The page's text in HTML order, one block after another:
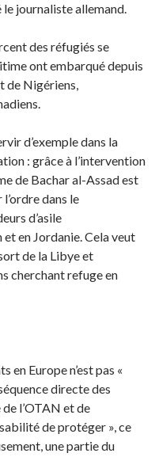
le journaliste allemand.
des réfugiés se
ont embarqué depuis
de Nigériens,
d’exemple dans la
: grâce à l’intervention
de Bachar al-Assad est
dans le
d’asile
en Jordanie. Cela veut
de la Libye et
cherchant refuge en
en Europe n’est pas «
directe des
l’OTAN et de
de protéger », ce
une partie du